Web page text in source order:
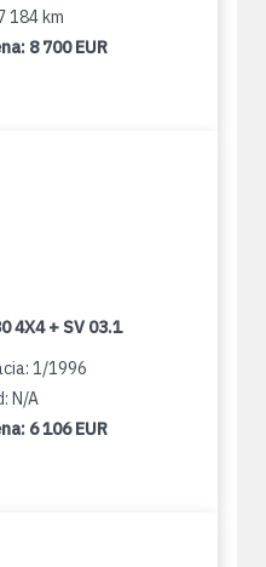
184 km
8 700 EUR
4X4 + SV 03.1
1/1996
N/A
6 106 EUR